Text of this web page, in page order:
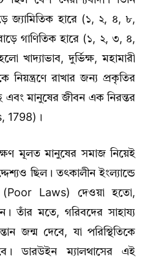
জ্যামিতিক হারে (১, ২, ৪, ৮,
গাণিতিক হারে (১, ২, ৩, ৪,
খাদ্যাভাব, দুর্ভিক্ষ, মহামারী
নিয়ন্ত্রণে রাখার জন্য প্রকৃতির
এবং মানুষের জীবন এক নিরন্তর
1798)।
মূলত মানুষের সমাজ নিয়েই
ছিল। তৎকালীন ইংল্যান্ডে
(Poor Laws) দেওয়া হতো,
তাঁর মতে, গরিবদের সাহায্য
জন্ম দেবে, যা পরিস্থিতিকে
ডারউইন ম্যালথাসের এই